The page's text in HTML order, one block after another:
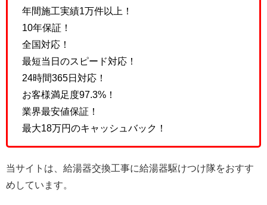
年間施工実績1万件以上！
10年保証！
全国対応！
最短当日のスピード対応！
24時間365日対応！
お客様満足度97.3%！
業界最安値保証！
最大18万円のキャッシュバック！
当サイトは、給湯器交換工事に給湯器駆けつけ隊をおすす
めしています。